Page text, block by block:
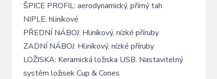
ŠPICE PROFIL: aerodynamický, přímý tah
NIPLE: hliníkové
PŘEDNÍ NÁBOJ: Hliníkový, nízké příruby
ZADNÍ NÁBOJ: Hliníkový, nízké příruby
LOŽISKA: Keramická ložiska USB. Nastavitelný
systém ložisek Cup & Cones